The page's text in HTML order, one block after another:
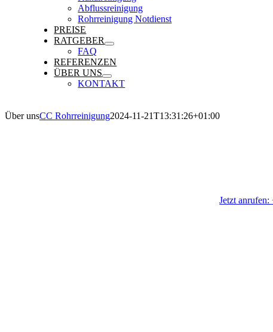
Abflussreinigung
Rohrreinigung Notdienst
PREISE
RATGEBER
FAQ
REFERENZEN
ÜBER UNS
KONTAKT
Über unsCC Rohrreinigung2024-11-21T13:31:26+01:00
Jetzt